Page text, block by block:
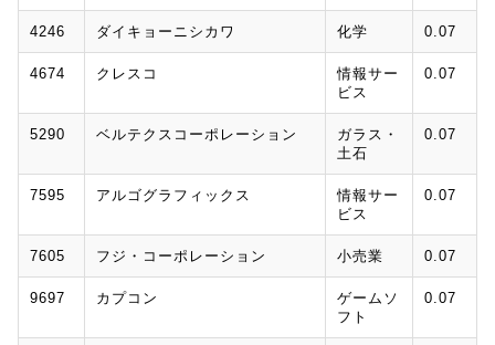
4246 ダイキョーニシカワ 化学 0.07
4674 クレスコ
情報サー
ビス
0.07
5290 ベルテクスコーポレーション
ガラス・
土石
0.07
7595 アルゴグラフィックス
情報サー
ビス
0.07
7605 フジ・コーポレーション 小売業 0.07
9697 カプコン
ゲームソ
フト
0.07